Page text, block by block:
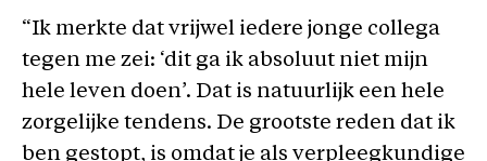
“Ik merkte dat vrijwel iedere jonge collega
tegen me zei: ‘dit ga ik absoluut niet mijn
hele leven doen’. Dat is natuurlijk een hele
zorgelijke tendens. De grootste reden dat ik
ben gestopt, is omdat je als verpleegkundige